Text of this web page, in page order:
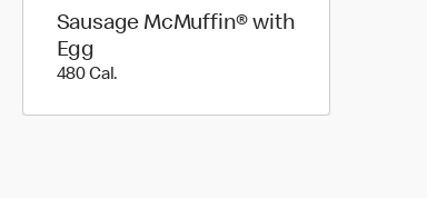
Sausage McMuffin® with
Egg
480 Cal.